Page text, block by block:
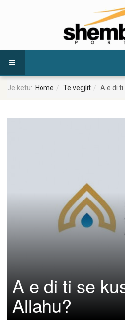
Je ketu: Home Të vegjlit A e di ti
A e di ti se
Allahu?